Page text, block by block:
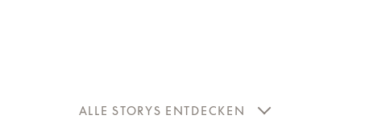
ALLE STORYS ENTDECKEN